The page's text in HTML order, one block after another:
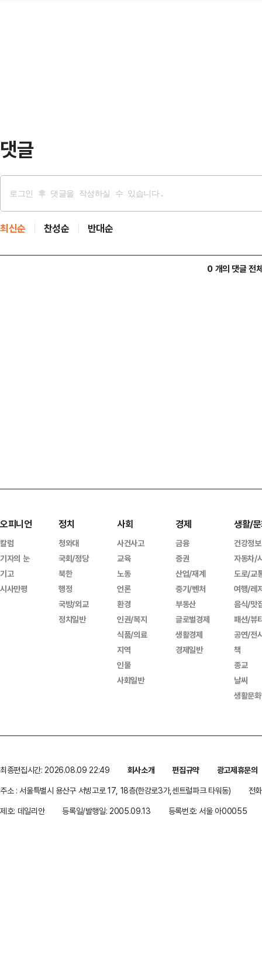
댓글
최신순 찬성순 반대순
0 개의 댓글 전
오피니언
칼럼
기자의 눈
기고
시사만평
정치
청와대
국회/정당
북한
행정
국방/외교
정치일반
사회
사건사고
교육
노동
언론
환경
인권/복지
식품/의료
지역
인물
사회일반
경제
금융
증권
산업/재계
중기/벤처
부동산
글로벌경제
생활경제
경제일반
생활/
건강정보
자동차/
도로/교
여행/레
음식/맛
패션/뷰
공연/전
책
종교
날씨
생활문
최종편집시간: 2026.08.09 22:49 회사소개 편집규약
광고제휴문의
주소 : 서울특별시 용산구 서빙고로 17, 18층(한강로3가,센트럴파크 타워동)
전
제호: 데일리안
등록일/발행일: 2005.09.13 등록번호: 서울 아00055